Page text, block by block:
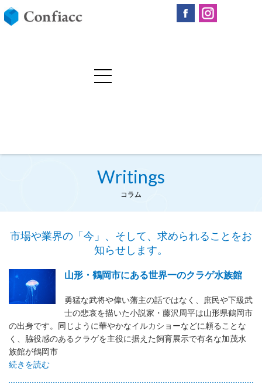
Writings
コラム
市場や業界の「今」、そして、求められることをお
知らせします。
山形・鶴岡市にある世界一のクラゲ水族館
勇猛な武将や偉い藩主の話ではなく、庶民や下級武
士の悲哀を描いた小説家・藤沢周平は山形県鶴岡市
の出身です。同じように華やかなイルカショーなどに頼ることな
く、脇役感のあるクラゲを主役に据えた飼育展示で有名な加茂水
族館が鶴岡市
続きを読む